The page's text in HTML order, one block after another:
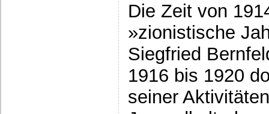
Die Zeit von
»zionistische
Siegfried
1916 bis 1920
seiner